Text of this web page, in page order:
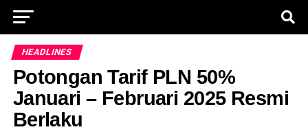
HEADLINES
Potongan Tarif PLN 50%
Januari – Februari 2025 Resmi
Berlaku